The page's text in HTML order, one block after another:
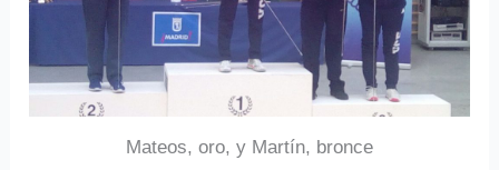
Mateos, oro, y Martín, bronce